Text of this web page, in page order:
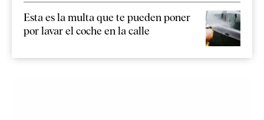
Esta es la multa que te pueden poner
por lavar el coche en la calle